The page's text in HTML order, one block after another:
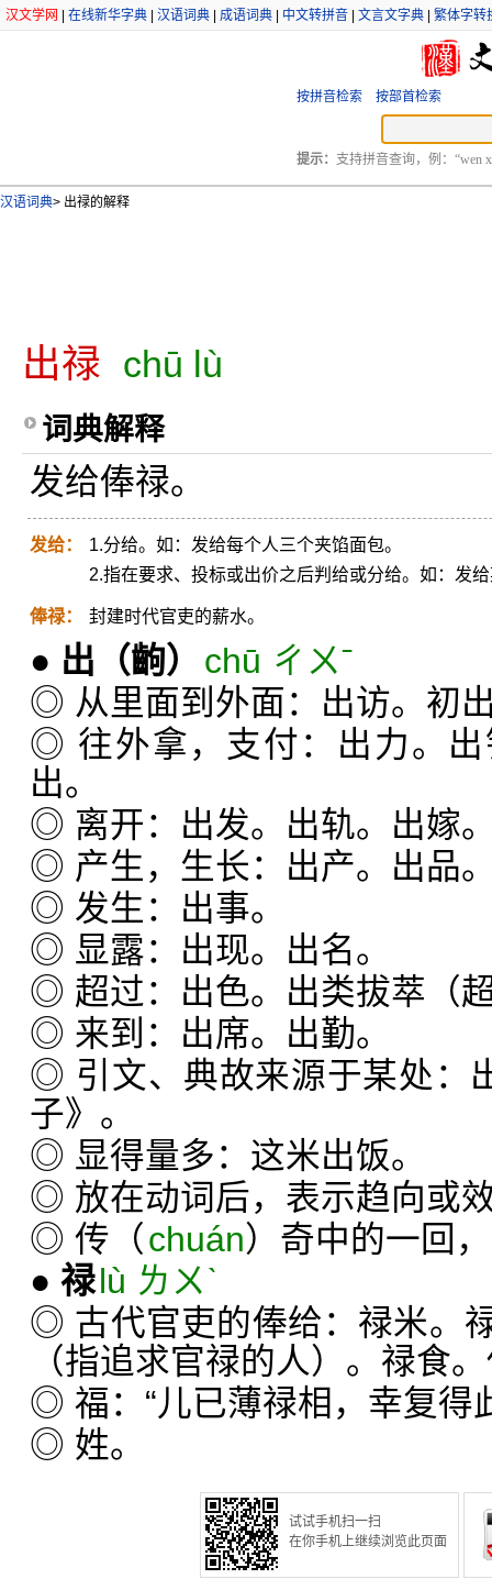
汉文学网 在线新华字典 汉语词典 成语词典 中文转拼音 文言文字典 繁体字转
按拼音检索 按部首检索
提示： 支持拼音查询，例：“wen
汉语词典> 出禄的解释
出禄 chū lù
词典解释
发给俸禄。
发给：
1.分给。如：发给每个人三个夹馅面包。
2.指在要求、投标或出价之后判给或分给。如：发
俸禄： 封建时代官吏的薪水。
● 出 （齣）
chū ㄔㄨˉ
◎ 从里面到外面：出访。初
◎ 往外拿，支付：出力。
出。
◎ 离开：出发。出轨。出嫁
◎ 产生，生长：出产。出品
◎ 发生：出事。
◎ 显露：出现。出名。
◎ 超过：出色。出类拔萃（
◎ 来到：出席。出勤。
◎ 引文、典故来源于某处：
子》。
◎ 显得量多：这米出饭。
◎ 放在动词后，表示趋向或
◎ 传（chuán）奇中的一回
● 禄lù ㄌㄨˋ
◎ 古代官吏的俸给：禄米。
（指追求官禄的人）。禄食
◎ 福：“儿已薄禄相，幸复得
◎ 姓。
试试手机扫一扫
在你手机上继续浏览此页面